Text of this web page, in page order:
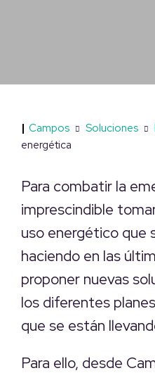
| Campos Soluciones
energética
Para combatir la
imprescindible
uso energético que
haciendo en las
proponer nuevas
los diferentes
que se están
Para ello, desde